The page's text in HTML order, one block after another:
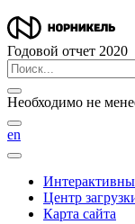
Годовой отчет 2020
Необходимо не
en
Центр
Карта сайта